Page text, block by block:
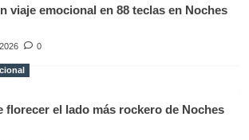
viaje emocional en 88 teclas en Noches
0
florecer el lado más rockero de Noches